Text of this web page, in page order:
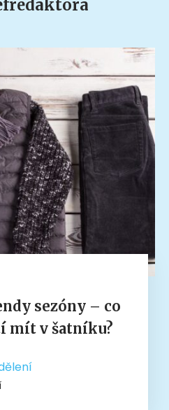
sezóny – co
mít v šatníku?